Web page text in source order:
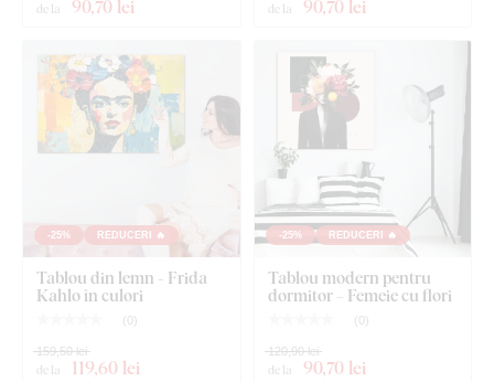
de la 90,70 lei de la 90,70 lei
-25% REDUCERI 🔥
Tablou din lemn - Frida
Kahlo în culori
( 0)
de la 119,60 lei
159,50 lei
-25% REDUCERI 🔥
Tablou modern pentru
dormitor – Femeie cu flori
( 0)
de la 90,70 lei
120,90 lei